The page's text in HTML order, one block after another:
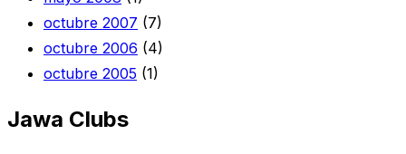
octubre 2007 (7)
octubre 2006 (4)
octubre 2005 (1)
Jawa Clubs